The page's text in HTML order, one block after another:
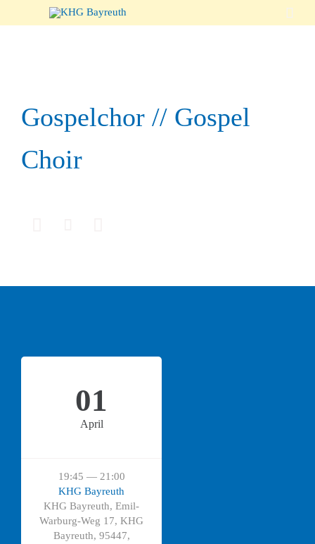

Gospelchor // Gospel
Choir
01
April
19:45 — 21:00
KHG Bayreuth
KHG Bayreuth, Emil-
Warburg-Weg 17, KHG
Bayreuth, 95447,